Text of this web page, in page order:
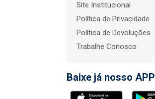
Site Institucional
Política de Privacidade
Política de Devoluções
Trabalhe Conosco
Baixe já nosso APP